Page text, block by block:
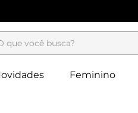
você busca?
Feminino